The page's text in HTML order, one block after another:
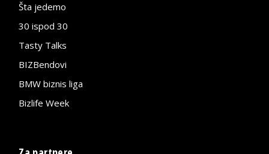
Šta jedemo
30 ispod 30
Tasty Talks
BIZBendovi
BMW biznis liga
Bizlife Week